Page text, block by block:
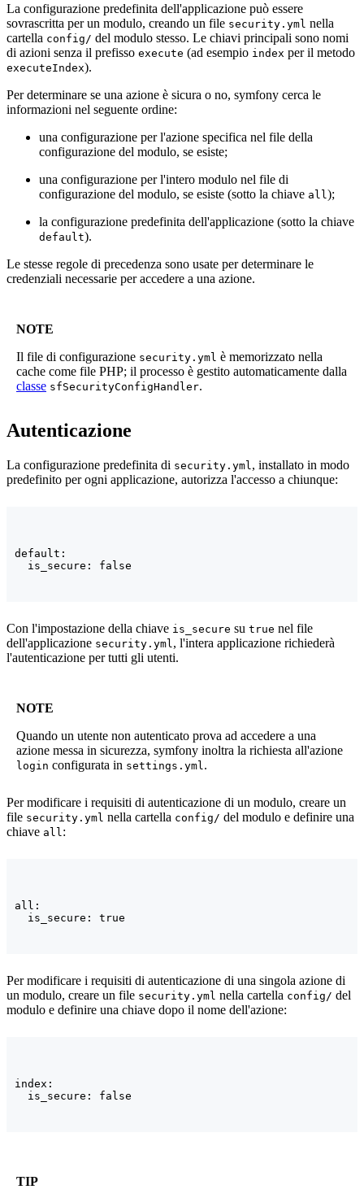
La configurazione predefinita dell'applicazione può essere
sovrascritta per un modulo, creando un file security.yml nella
cartella config/ del modulo stesso. Le chiavi principali sono nomi
di azioni senza il prefisso execute (ad esempio index per il metodo
executeIndex).
Per determinare se una azione è sicura o no, symfony cerca le
informazioni nel seguente ordine:
una configurazione per l'azione specifica nel file della
configurazione del modulo, se esiste;
una configurazione per l'intero modulo nel file di
configurazione del modulo, se esiste (sotto la chiave all );
la configurazione predefinita dell'applicazione (sotto la chiave
default).
Le stesse regole di precedenza sono usate per determinare le
credenziali necessarie per accedere a una azione.
NOTE
Il file di configurazione security.yml è memorizzato nella
cache come file PHP; il processo è gestito automaticamente dalla
classe sfSecurityConfigHandler.
Autenticazione
La configurazione predefinita di security.yml , installato in modo
predefinito per ogni applicazione, autorizza l'accesso a chiunque:
default:
  is_secure: false
Con l'impostazione della chiave is_secure su true nel file
dell'applicazione security.yml , l'intera applicazione richiederà
l'autenticazione per tutti gli utenti.
NOTE
Quando un utente non autenticato prova ad accedere a una
azione messa in sicurezza, symfony inoltra la richiesta all'azione
login configurata in settings.yml .
Per modificare i requisiti di autenticazione di un modulo, creare un
file security.yml nella cartella config/ del modulo e definire una
chiave all :
all:
  is_secure: true
Per modificare i requisiti di autenticazione di una singola azione di
un modulo, creare un file security.yml nella cartella config/ del
modulo e definire una chiave dopo il nome dell'azione:
index:
  is_secure: false
TIP